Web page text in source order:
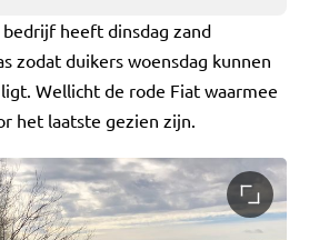
heeft dinsdag zand
zodat duikers woensdag kunnen
Wellicht de rode Fiat waarmee
het laatste gezien zijn.